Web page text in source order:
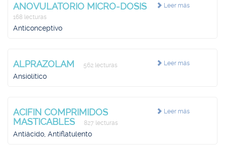
Leer más
ANOVULATORIO MICRO-DOSIS
168 lecturas
Anticonceptivo
Leer más
ALPRAZOLAM 562 lecturas
Ansiolítico
Leer más
ACIFIN COMPRIMIDOS
MASTICABLES
827 lecturas
Antiácido, Antiflatulento